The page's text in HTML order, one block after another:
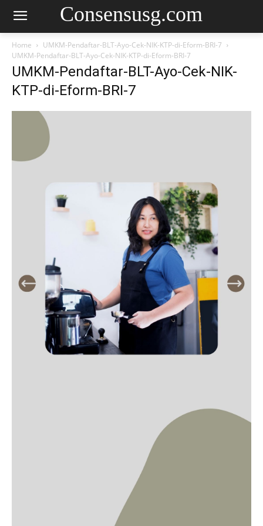
Consensusg.com
Home
UMKM-Pendaftar-BLT-Ayo-Cek-NIK-KTP-di-Eform-BRI-7
UMKM-Pendaftar-BLT-Ayo-Cek-NIK-KTP-di-Eform-BRI-7
UMKM-Pendaftar-BLT-Ayo-Cek-NIK-
KTP-di-Eform-BRI-7